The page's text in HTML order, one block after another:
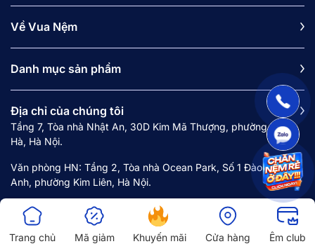
Trang chủ Mã giảm Khuyến mãi Cửa hàng Êm club
Về Vua Nệm
Danh mục sản phẩm
Địa chỉ của chúng tôi
Tầng 7, Tòa nhà Nhật An, 30D Kim Mã Thượng, phường Ngọc
Hà, Hà Nội.
Văn phòng HN: Tầng 2, Tòa nhà Ocean Park, Số 1 Đào Duy
Anh, phường Kim Liên, Hà Nội.
Văn phòng HCM: 121B Nguyễn Văn Trỗi, phường Phú Nhuận,
Thành phố Hồ Chí Minh.